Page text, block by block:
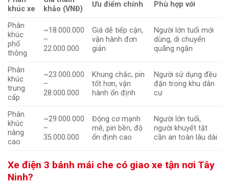
khúc xe
khảo (VNĐ)
Ưu điểm chính Phù hợp với
Phân
khúc
phổ
thông
~18.000.000
–
22.000.000
Giá dễ tiếp cận,
vận hành đơn
giản
Người lớn tuổi mới
dùng, di chuyển
quãng ngắn
Phân
khúc
trung
cấp
~23.000.000
–
28.000.000
Khung chắc, pin
tốt hơn, vận
hành ổn định
Người sử dụng đều
đặn trong khu dân
cư
Phân
khúc
nâng
cao
~29.000.000
–
35.000.000
Động cơ mạnh
mẽ, pin bền, độ
ổn định cao
Người lớn tuổi,
người khuyết tật
cần an toàn lâu dài
Xe điện 3 bánh mái che có giao xe tận nơi Tây
Ninh?